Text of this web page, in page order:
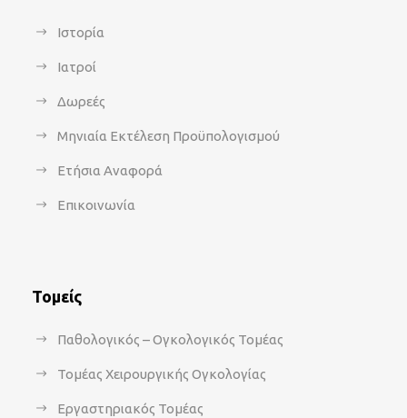
Ιστορία
Ιατροί
Δωρεές
Μηνιαία Εκτέλεση Προϋπολογισμού
Ετήσια Αναφορά
Επικοινωνία
Τομείς
Παθολογικός – Ογκολογικός Τομέας
Τομέας Χειρουργικής Ογκολογίας
Εργαστηριακός Τομέας